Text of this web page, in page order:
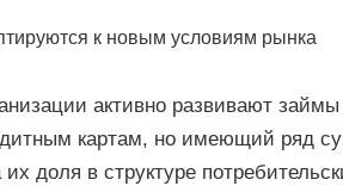
активно развивают
картам, но имеющий ряд
доля в структуре